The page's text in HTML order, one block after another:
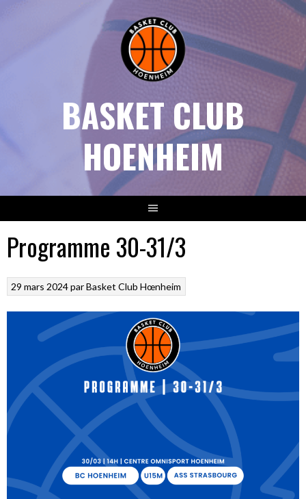
BASKET CLUB
HOENHEIM
Programme 30-31/3
29 mars 2024parBasket Club Hœnheim